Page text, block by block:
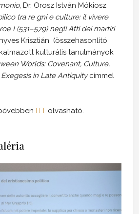
, Dr. Orosz István Mókiosz
tra re gni e culture: il vivere
I (531–579) negli Atti dei martiri
Krisztián (összehasonlító
kulturális tanulmányok
Worlds: Covenant, Culture,
Exegesis in Late Antiquitycímmel
ITT olvasható.